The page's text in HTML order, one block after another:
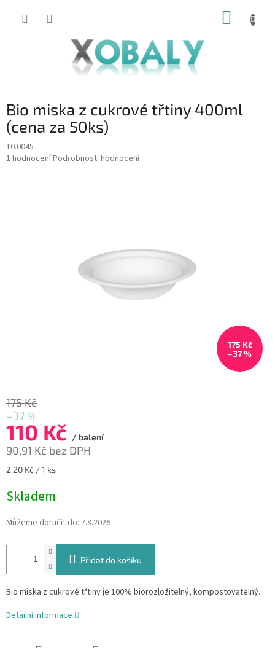
KOŠÍK
Bio miska z cukrové třtiny 400ml
(cena za 50ks)
10.0045
Průměrné
1 hodnoceníPodrobnosti hodnocení
175 Kč
–37 %
175 Kč
–37 %
110 Kč / balení
90,91 Kč bez DPH
Měrná
2,20 Kč / 1 ks
Skladem
Můžeme doručit do: 7.8.2026
Přidat do košíku
Bio miska z cukrové třtiny je 100% biorozložitelný, kompostovatelný.
Detailní informace